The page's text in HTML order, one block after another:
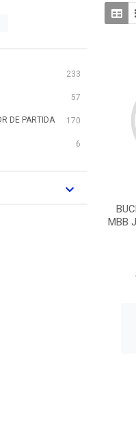
233
57
DE PARTIDA 170
6
MBB